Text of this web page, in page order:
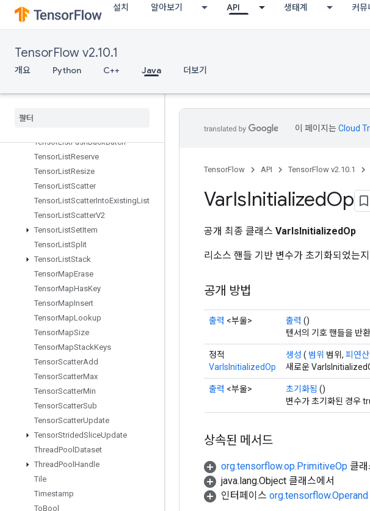
설치 알아보기 API 생태계 커뮤
TensorFlow v2.10.1
개요 Python C++ Java 더보기
TensorListConcatLists
TensorListFromTensor
TensorListGather
TensorListPushBackBatch
TensorListReserve
TensorListResize
TensorListScatter
TensorListScatterIntoExistingList
TensorListScatterV2
TensorListSetItem
TensorListSplit
TensorListStack
TensorMapErase
TensorMapHasKey
TensorMapInsert
TensorMapLookup
TensorMapSize
TensorMapStackKeys
TensorScatterAdd
TensorScatterMax
TensorScatterMin
TensorScatterSub
TensorScatterUpdate
TensorStridedSliceUpdate
ThreadPool Dataset
ThreadPool Handle
Tile
Timestamp
ToBool
이 페이지는Cloud
TensorFlow API TensorFlow v2.10.1
VarIsInitializedOp
공개 최종 클래스 VarIsInitializedOp
리소스 핸들 기반 변수가 초기화되었는
공개 방법
출력 <부울> 출력 ()
텐서의 기호 핸들을 반
정적
VarIsInitializedOp
생성 ( 범위 범위, 피연
새로운
출력 <부울> 초기화됨 ()
변수가 초기화된 경우
상속된 메서드
org.tensorflow.op.PrimitiveOp 클래
java.lang.Object 클래스에서
인터페이스 org.tensorflow.Operand